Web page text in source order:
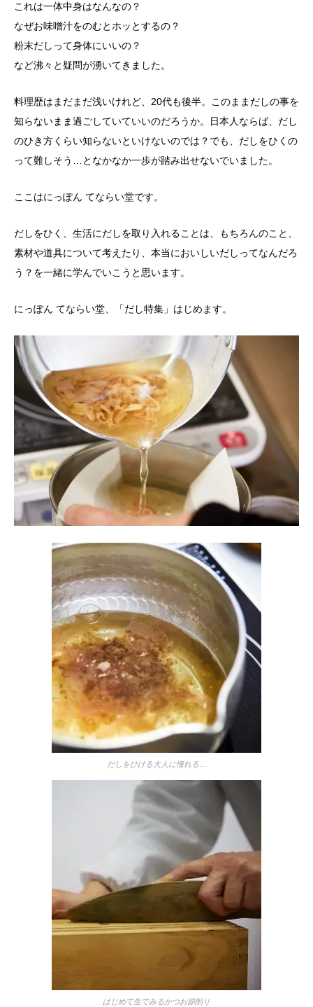
これは一体中身はなんなの？
なぜお味噌汁をのむとホッとするの？
粉末だしって身体にいいの？
など沸々と疑問が湧いてきました。
料理歴はまだまだ浅いけれど、20代も後半。このままだしの事を
知らないまま過ごしていていいのだろうか。日本人ならば、だし
のひき方くらい知らないといけないのでは？でも、だしをひくの
って難しそう…となかなか一歩が踏み出せないでいました。
ここはにっぽん てならい堂です。
だしをひく、生活にだしを取り入れることは、もちろんのこと、
素材や道具について考えたり、本当においしいだしってなんだろ
う？を一緒に学んでいこうと思います。
にっぽん てならい堂、「だし特集」はじめます。
だしをひける大人に憧れる…
はじめて生でみるかつお節削り